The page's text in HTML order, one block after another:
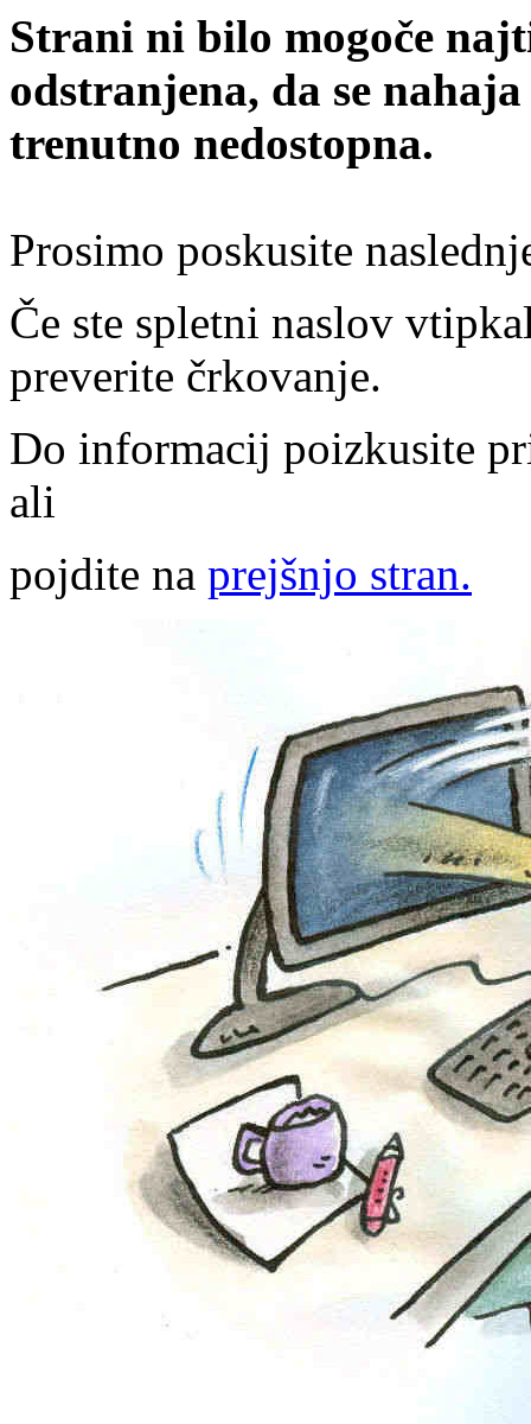
Strani ni bilo mogoče
odstranjena, da se
trenutno nedostopna.
Prosimo poskusite
Če ste spletni naslov
preverite črkovanje.
Do informacij poizkusite
ali
pojdite na prejšnjo stran.